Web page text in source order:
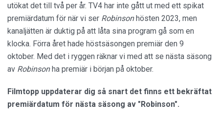
utökat det till två per år. TV4 har inte gått ut med ett spikat
premiärdatum för när vi ser Robinsonhösten 2023, men
kanaljätten är duktig på att låta sina program gå som en
klocka. Förra året hade höstsäsongen premiär den 9
oktober. Med det i ryggen räknar vi med att se nästa säsong
av Robinsonha premiär i början på oktober.
Filmtopp uppdaterar dig så snart det finns ett bekräftat
premiärdatum för nästa säsong av "Robinson".